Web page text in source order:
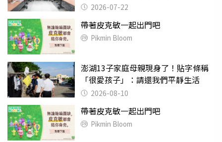
2026-07-22
帶著皮克敏一起出門吧
Pikmin Bloom
澎湖13子家庭母親現身了！貼字條稱
「很愛孩子」：請還我們平靜生活
2026-08-10
帶著皮克敏一起出門吧
Pikmin Bloom